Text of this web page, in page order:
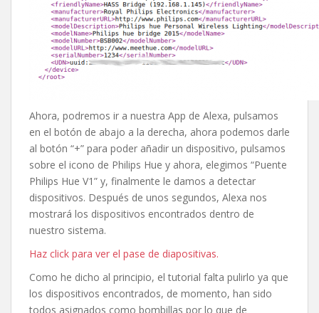
Ahora, podremos ir a nuestra App de Alexa, pulsamos
en el botón de abajo a la derecha, ahora podemos darle
al botón “+” para poder añadir un dispositivo, pulsamos
sobre el icono de Philips Hue y ahora, elegimos “Puente
Philips Hue V1” y, finalmente le damos a detectar
dispositivos. Después de unos segundos, Alexa nos
mostrará los dispositivos encontrados dentro de
nuestro sistema.
Haz click para ver el pase de diapositivas.
Como he dicho al principio, el tutorial falta pulirlo ya que
los dispositivos encontrados, de momento, han sido
todos asignados como bombillas por lo que de